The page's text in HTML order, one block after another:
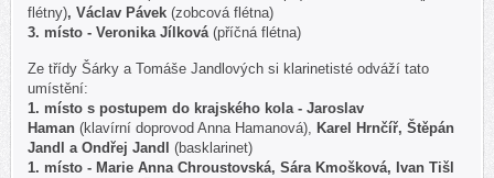
flétny), Václav Pávek (zobcová flétna)
3. místo - Veronika Jílková (příčná flétna)
Ze třídy Šárky a Tomáše Jandlových si klarinetisté odváží tato
umístění:
1. místo s postupem do krajského kola - Jaroslav
Haman (klavírní doprovod Anna Hamanová), Karel Hrnčíř, Štěpán
Jandl
a Ondřej Jandl
(basklarinet)
1. místo - Marie Anna Chroustovská, Sára Kmošková, Ivan Tišl